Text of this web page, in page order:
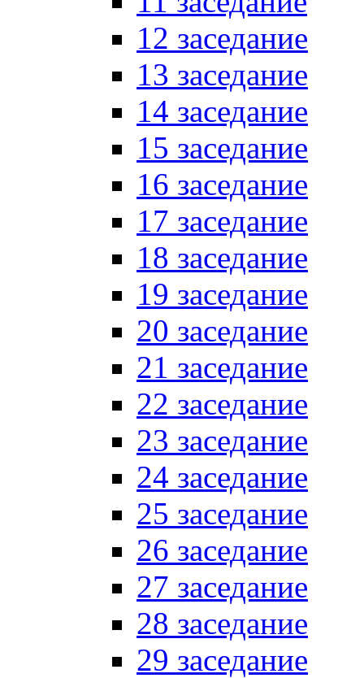
12 заседание
13 заседание
14 заседание
15 заседание
16 заседание
17 заседание
18 заседание
19 заседание
20 заседание
21 заседание
22 заседание
23 заседание
24 заседание
25 заседание
26 заседание
27 заседание
28 заседание
29 заседание